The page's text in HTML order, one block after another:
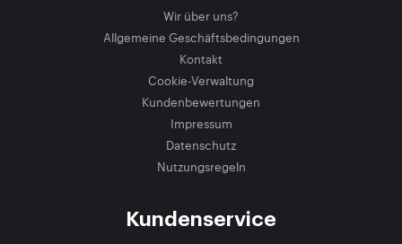
Wir über uns?
Allgemeine Geschäftsbedingungen
Kontakt
Cookie-Verwaltung
Kundenbewertungen
Impressum
Datenschutz
Nutzungsregeln
Kundenservice